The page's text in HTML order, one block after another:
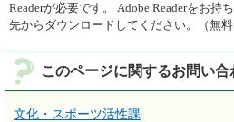
Readerが必要です。
Adobe Readerをお持
先からダウンロードしてください。（無料
このページに関するお問い合
文化・スポーツ活性課